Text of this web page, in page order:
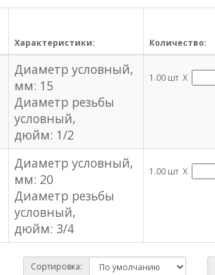
Характеристики: Количество:
Диаметр условный,
мм: 15
Диаметр резьбы
условный,
дюйм: 1/2
1.00 шт X
Диаметр условный,
мм: 20
Диаметр резьбы
условный,
дюйм: 3/4
1.00 шт X
Сортировка: